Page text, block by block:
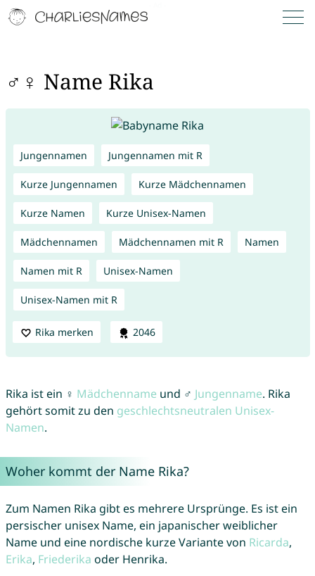
♂♀ Name Rika
Jungennamen Jungennamen mit R
Kurze Jungennamen Kurze Mädchennamen
Kurze Namen Kurze Unisex-Namen
Mädchennamen Mädchennamen mit R Namen
Namen mit R Unisex-Namen
Unisex-Namen mit R
Rika merken 2046
Rika ist ein ♀ Mädchenname und ♂ Jungenname. Rika
gehört somit zu den geschlechtsneutralen Unisex-
Namen.
Woher kommt der Name Rika?
Zum Namen Rika gibt es mehrere Ursprünge. Es ist ein
persischer unisex Name, ein japanischer weiblicher
Name und eine nordische kurze Variante von Ricarda,
Erika, Friederika oder Henrika.